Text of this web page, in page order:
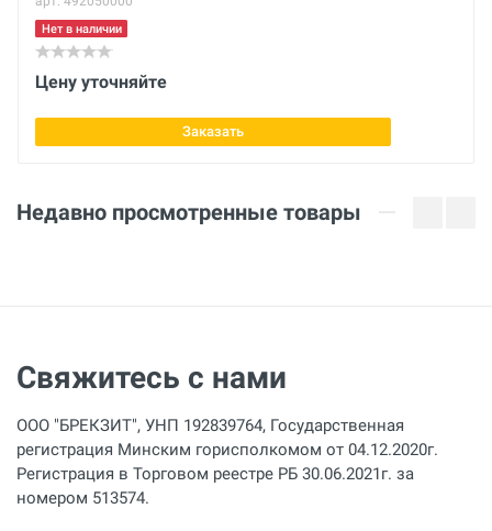
Нет в наличии
Цену уточняйте
Заказать
Недавно просмотренные товары
Свяжитесь с нами
ООО "БРЕКЗИТ", УНП 192839764, Государственная
регистрация Минским горисполкомом от 04.12.2020г.
Регистрация в Торговом реестре РБ 30.06.2021г. за
номером 513574.